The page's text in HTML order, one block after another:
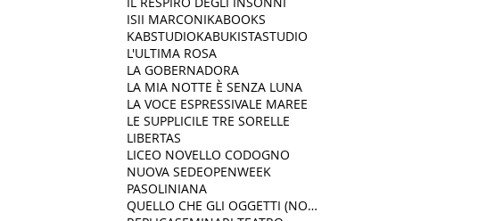
ISII MARCONIKABOOKS
KABSTUDIOKABUKISTASTUDIO
L'ULTIMA ROSA
LA GOBERNADORA
LA MIA NOTTE È SENZA LUNA
LA VOCE ESPRESSIVALE MAREE
LE SUPPLICILE TRE SORELLE
LIBERTAS
LICEO NOVELLO CODOGNO
NUOVA SEDEOPENWEEK
PASOLINIANA
QUELLO CHE GLI OGGETTI (NON) DICONO